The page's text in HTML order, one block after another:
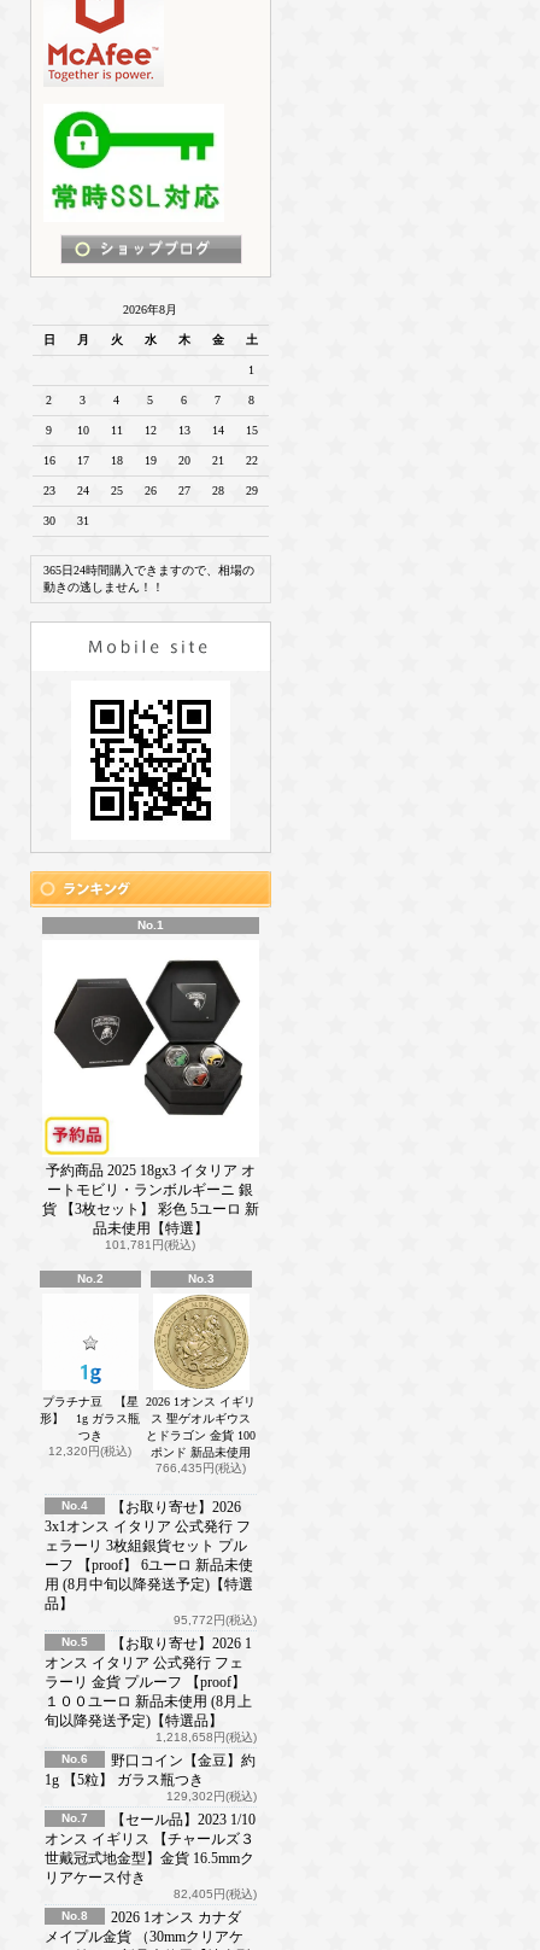
2026年8月
日 月 火 水 木 金 土
1
2 3 4 5 6 7 8
9 10 11 12 13 14 15
16 17 18 19 20 21 22
23 24 25 26 27 28 29
30 31
365日24時間購入できますので、相場の
動きの逃しません！！
No.1
予約商品 2025 18gx3 イタリア オ
ートモビリ・ランボルギーニ 銀
貨 【3枚セット】 彩色 5ユーロ 新
品未使用【特選】
101,781円(税込)
No.2
プラチナ豆 【星
形】 1g ガラス瓶
つき
12,320円(税込)
No.3
2026 1オンス イギリ
ス 聖ゲオルギウス
とドラゴン 金貨 100
ポンド 新品未使用
766,435円(税込)
No.4
【お取り寄せ】2026
3x1オンス イタリア 公式発行 フ
ェラーリ 3枚組銀貨セット プル
ーフ 【proof】 6ユーロ 新品未使
用 (8月中旬以降発送予定)【特選
品】
95,772円(税込)
No.5
【お取り寄せ】2026 1
オンス イタリア 公式発行 フェ
ラーリ 金貨 プルーフ 【proof】
１００ユーロ 新品未使用 (8月上
旬以降発送予定)【特選品】
1,218,658円(税込)
No.6
野口コイン【金豆】約
1g 【5粒】 ガラス瓶つき
129,302円(税込)
No.7
【セール品】2023 1/10
オンス イギリス 【チャールズ３
世戴冠式地金型】金貨 16.5mmク
リアケース付き
82,405円(税込)
No.8
2026 1オンス カナダ
メイプル金貨 （30mmクリアケ